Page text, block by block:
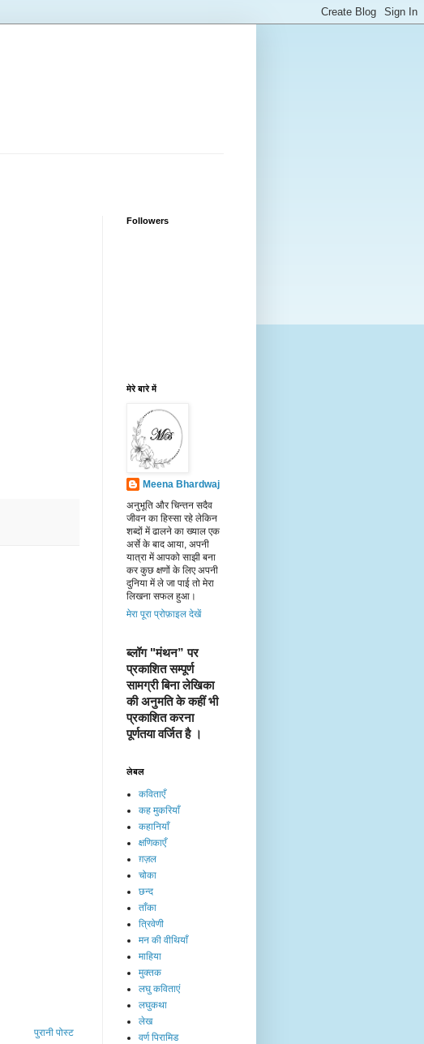
पुरानी पोस्ट
Followers
मेरे बारे में
Meena Bhardwaj
अनुभूति और चिन्तन सदैव
जीवन का हिस्सा रहे लेकिन
शब्दों में ढालने का ख्याल एक
अर्से के बाद आया, अपनी
यात्रा में आपको साझी बना
कर कुछ क्षणों के लिए अपनी
दुनिया में ले जा पाई तो मेरा
लिखना सफल हुआ।
मेरा पूरा प्रोफ़ाइल देखें
ब्लॉग "मंथन” पर
प्रकाशित सम्पूर्ण
सामग्री बिना लेखिका
की अनुमति के कहीं भी
प्रकाशित करना
पूर्णतया वर्जित है ।
लेबल
कविताएँ
कह मुकरियाँ
कहानियाँ
क्षणिकाएँ
ग़ज़ल
चोका
छन्द
ताँका
त्रिवेणी
मन की वीथियाँ
माहिया
मुक्तक
लघु कविताएं
लघुकथा
लेख​
वर्ण पिरामिड